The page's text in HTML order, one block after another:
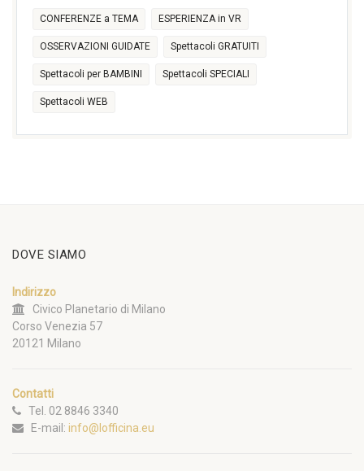
CONFERENZE a TEMA ESPERIENZA in VR
OSSERVAZIONI GUIDATE Spettacoli GRATUITI
Spettacoli per BAMBINI Spettacoli SPECIALI
Spettacoli WEB
DOVE SIAMO
Indirizzo
Civico Planetario di Milano
Corso Venezia 57
20121 Milano
Contatti
Tel. 02 8846 3340
E-mail: info@lofficina.eu